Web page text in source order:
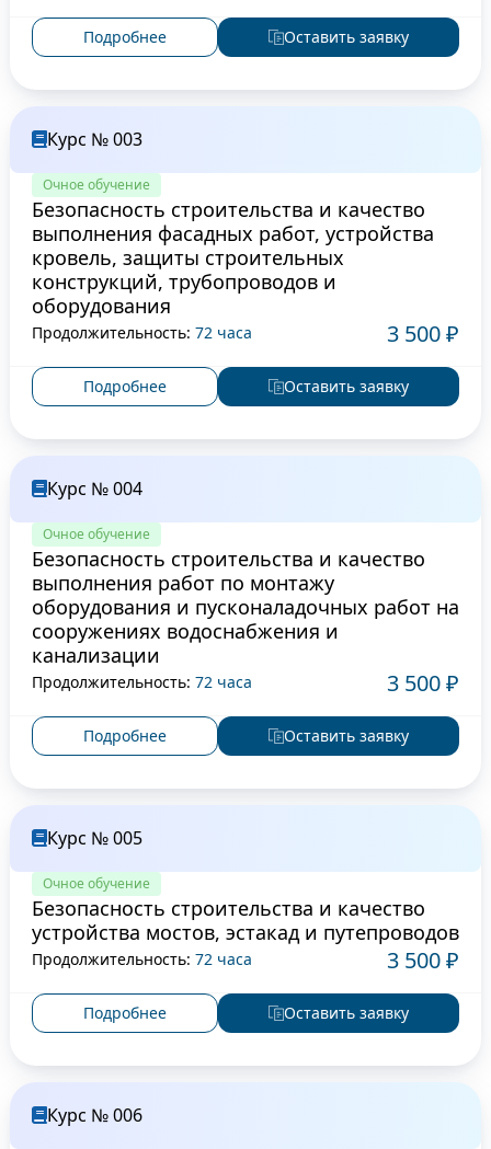
Подробнее Оставить заявку
Курс № 003
Очное обучение
Безопасность строительства и качество
выполнения фасадных работ, устройства
кровель, защиты строительных
конструкций, трубопроводов и
оборудования
Продолжительность: 72 часа 3 500 ₽
Подробнее Оставить заявку
Курс № 004
Очное обучение
Безопасность строительства и качество
выполнения работ по монтажу
оборудования и пусконаладочных работ на
сооружениях водоснабжения и
канализации
Продолжительность: 72 часа 3 500 ₽
Подробнее Оставить заявку
Курс № 005
Очное обучение
Безопасность строительства и качество
устройства мостов, эстакад и путепроводов
Продолжительность: 72 часа 3 500 ₽
Подробнее Оставить заявку
Курс № 006